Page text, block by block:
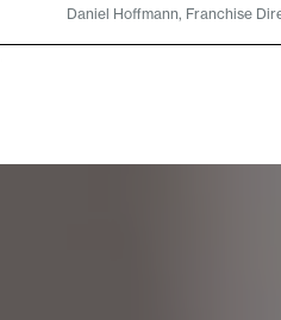
Daniel Hoffmann, Franchise